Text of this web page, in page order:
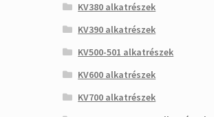
KV380 alkatrészek
KV390 alkatrészek
KV500-501 alkatrészek
KV600 alkatrészek
KV700 alkatrészek